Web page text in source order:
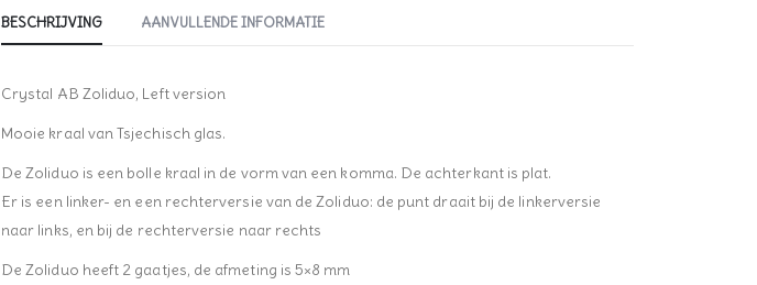
BESCHRIJVING AANVULLENDE INFORMATIE
Crystal AB Zoliduo, Left version
Mooie kraal van Tsjechisch glas.
De Zoliduo is een bolle kraal in de vorm van een komma. De achterkant is plat.
Er is een linker- en een rechterversie van de Zoliduo: de punt draait bij de linkerversie
naar links, en bij de rechterversie naar rechts
De Zoliduo heeft 2 gaatjes, de afmeting is 5×8 mm